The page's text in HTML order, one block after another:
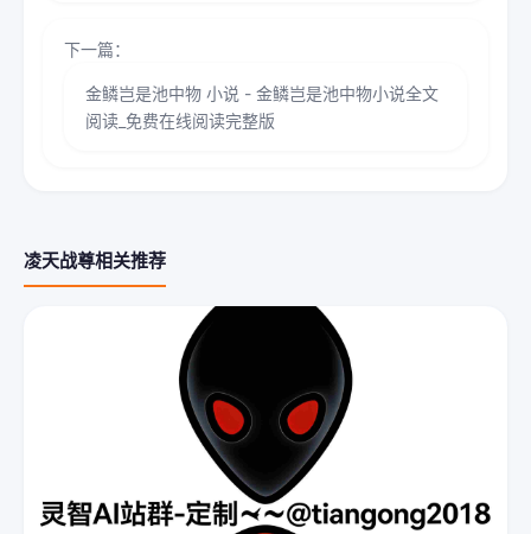
下一篇：
金鳞岂是池中物 小说 - 金鳞岂是池中物小说全文
阅读_免费在线阅读完整版
凌天战尊相关推荐